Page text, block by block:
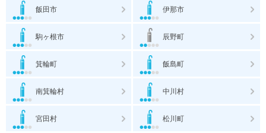
飯田市 伊那市
駒ヶ根市 辰野町
箕輪町 飯島町
南箕輪村 中川村
宮田村 松川町